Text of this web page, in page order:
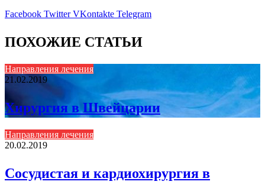
Facebook Twitter VKontakte Telegram
ПОХОЖИЕ СТАТЬИ
Направления лечения
21.02.2019
Хирургия в Швейцарии
Направления лечения
20.02.2019
Сосудистая и кардиохирургия в